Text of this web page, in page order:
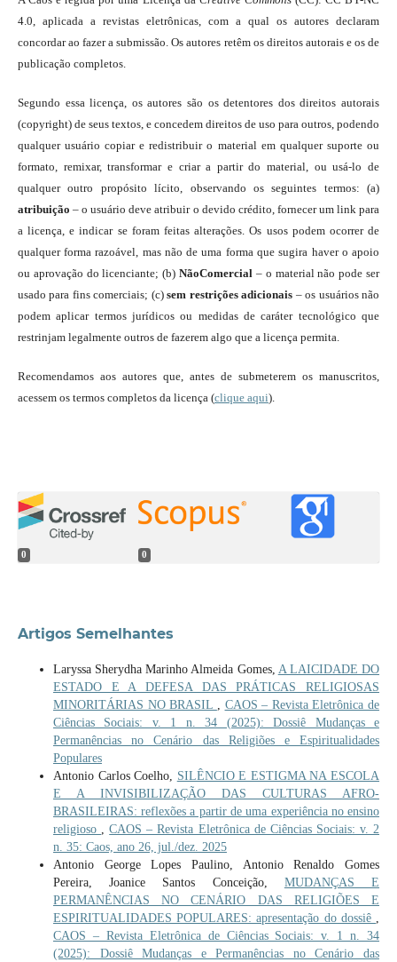
4.0, aplicada a revistas eletrônicas, com a qual os autores declaram
concordar ao fazer a submissão. Os autores retêm os direitos autorais e os de
publicação completos.
Segundo essa licença, os autores são os detentores dos direitos autorais
(copyright) de seus textos, e concedem direitos de uso para outros, podendo
qualquer usuário copiar e redistribuir o material em qualquer suporte ou
formato, remixar, transformar e criar a partir do material, ou usá-lo de
qualquer outro propósito lícito, observando os seguintes termos: (a)
atribuição – o usuário deve atribuir o devido crédito, fornecer um link para
a licença, e indicar se foram feitas alterações. Os usos podem ocorrer de
qualquer forma razoável, mas não de uma forma que sugira haver o apoio
ou aprovação do licenciante; (b)NãoComercial – o material não pode ser
usado para fins comerciais; (c)sem restrições adicionais – os usuários não
podem aplicar termos jurídicos ou medidas de caráter tecnológico que
restrinjam legalmente outros de fazerem algo que a licença permita.
Recomendamos aos autores que, antes de submeterem os manuscritos,
acessem os termos completos da licença (clique aqui).
0 0
Artigos Semelhantes
Laryssa Sherydha Marinho Almeida Gomes, A LAICIDADE DO
ESTADO E A DEFESA DAS PRÁTICAS RELIGIOSAS
MINORITÁRIAS NO BRASIL , CAOS – Revista Eletrônica de
Ciências Sociais: v. 1 n. 34 (2025): Dossiê Mudanças e
Permanências no Cenário das Religiões e Espiritualidades
Populares
Antonio Carlos Coelho, SILÊNCIO E ESTIGMA NA ESCOLA
E A INVISIBILIZAÇÃO DAS CULTURAS AFRO-
BRASILEIRAS: reflexões a partir de uma experiência no ensino
religioso ,CAOS – Revista Eletrônica de Ciências Sociais: v. 2
n. 35: Caos, ano 26, jul./dez. 2025
Antonio George Lopes Paulino, Antonio Renaldo Gomes
Pereira, Joanice Santos Conceição, MUDANÇAS E
PERMANÊNCIAS NO CENÁRIO DAS RELIGIÕES E
ESPIRITUALIDADES POPULARES: apresentação do dossiê ,
CAOS – Revista Eletrônica de Ciências Sociais: v. 1 n. 34
(2025): Dossiê Mudanças e Permanências no Cenário das